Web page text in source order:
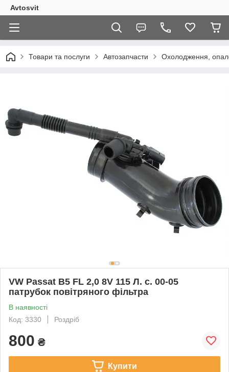
Avtosvit
Товари та послуги Автозапчасти Охолодження,
VW Passat B5 FL 2,0 8V 115 Л. с. 00-05
патрубок повітряного фільтра
В наявності
Код: 3330
Роздріб
800 ₴
Купити